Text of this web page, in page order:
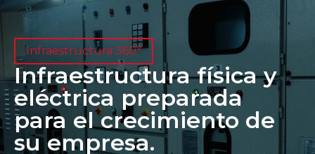
Infraestructura 360°
Infraestructura física y
eléctrica preparada
para el crecimiento de
su empresa.